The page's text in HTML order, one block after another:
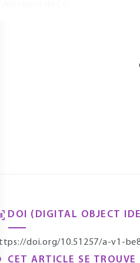
DOI (DIGITAL OBJECT
doi.org/10.51257/a-v1-
CET ARTICLE SE